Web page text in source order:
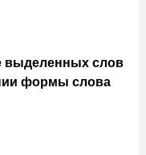
выделенных слов
формы слова